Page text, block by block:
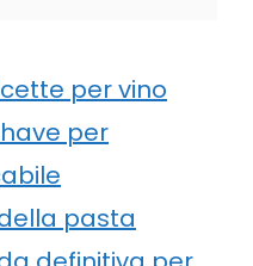
per vino
per
pasta